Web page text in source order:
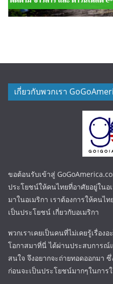
เกี่ยวกับพวกเรา
ขอต้อนรับเข้าสู่
ประโยชน์ให้คนไทยที่อาศัยอยู่ในอ
มาในอเมริกา เราต้องการให้คนไ
เป็นประโยชน์ เกี่ยวกับอเมริกา
พวกเราเคยเป็นคนที่ไม่เคยรู้เรื่อง
โอกาสมาที่นี่ ได้ผ่านประสบการณ์
สนใจ จึงอยากจะถ่ายทอดออกมา
ก่อนจะเป็นประโยชน์มากๆในการ